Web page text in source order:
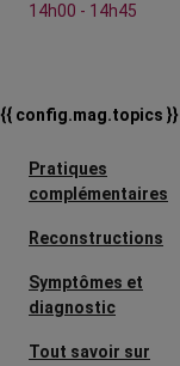
14h00 - 14h45
{{ config.mag.topics }}
Pratiques
complémentaires
Reconstructions
Symptômes et
diagnostic
Tout savoir sur